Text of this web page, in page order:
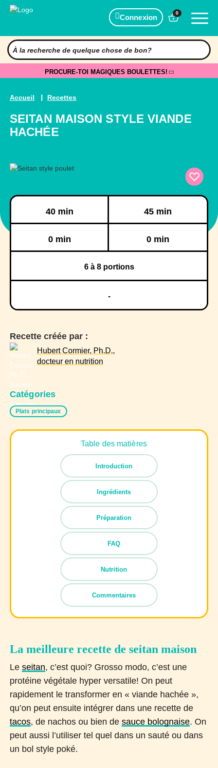
Connexion
0
PROCURE-TOI MAGIQUES BOULETTES!
Accueil Recettes
SEITAN MAISON STYLE VIANDE
HACHÉE
40 min 45 min
0 min 0 min
6à 8 portions
-
Recette créée par :
Hubert Cormier, Ph.D.,
docteur en nutrition
Catégories
Plats principaux
Table des matières
Introduction
Ingrédients
Préparation
FAQ
Nutrition
Commentaires
La meilleure recette de seitan maison
Le seitan, c’est quoi? Grosso modo, c’est une
protéine végétale hyper versatile! On peut
rapidement le transformer en « viande hachée »,
qu’on peut ensuite intégrer dans une recette de
tacos, de nachos ou bien de sauce bolognaise. On
peut aussi l’utiliser tel quel dans un sauté ou dans
un bol style poké.